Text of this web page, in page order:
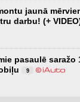
jaunā
darbu! (+
pasaulē saražo
9